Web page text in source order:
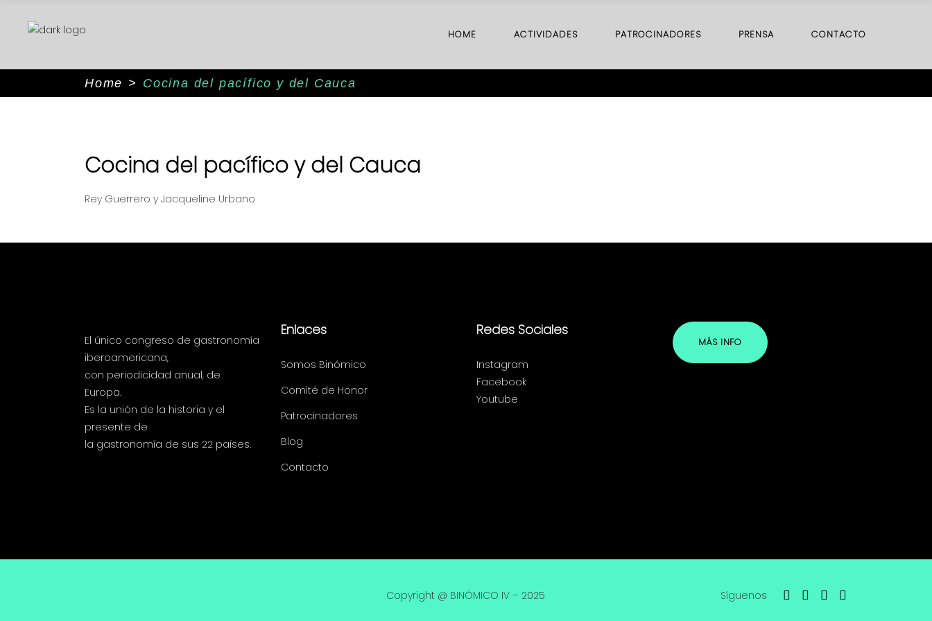
HOME ACTIVIDADES PATROCINADORES PRENSA CONTACTO
Home > Cocina del pacífico y del Cauca
Cocina del pacífico y del Cauca
Rey Guerrero y Jacqueline Urbano
El único congreso de gastronomía
iberoamericana,
con periodicidad anual, de
Europa.
Es la unión de la historia y el
presente de
la gastronomía de sus 22 países.
Enlaces
Somos Binómico
Comité de Honor
Patrocinadores
Blog
Contacto
Redes Sociales
Instagram
Facebook
Youtube
MÁS INFO
Copyright @ BINÓMICO IV – 2025 Síguenos